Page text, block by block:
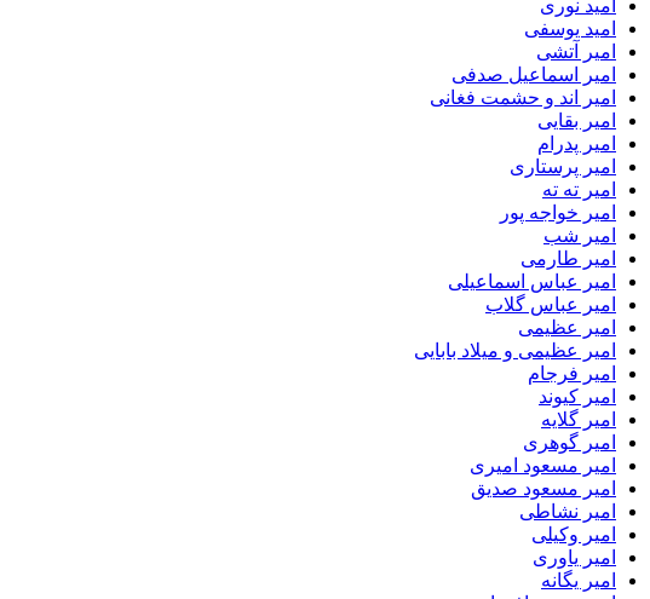
امید نوری
امید یوسفی
امیر آتشی
امیر اسماعیل صدفی
امیر اند و حشمت فغانی
امیر بقایی
امیر پدرام
امیر پرستاری
امیر ته ته
امیر خواجه پور
امیر شب
امیر طارمی
امیر عباس اسماعیلی
امیر عباس گلاب
امیر عظیمی
امیر عظیمی و میلاد بابایی
امیر فرجام
امیر کیوند
امیر گلایه
امیر گوهری
امیر مسعود امیری
امیر مسعود صدیق
امیر نشاطی
امیر وکیلی
امیر یاوری
امیر یگانه